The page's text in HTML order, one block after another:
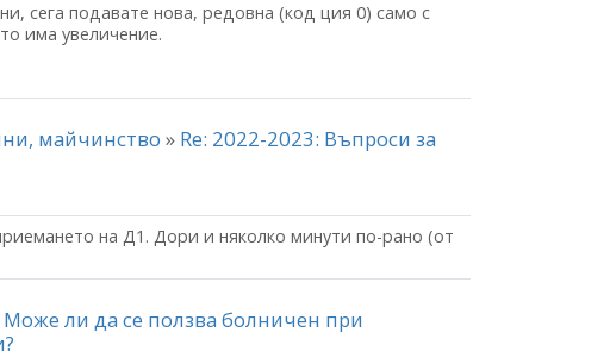
сега подавате нова, редовна (код ция 0) само с
има увеличение.
майчинство» Re: 2022-2023: Въпроси за
на Д1. Дори и няколко минути по-рано (от
Може ли да се ползва болничен при